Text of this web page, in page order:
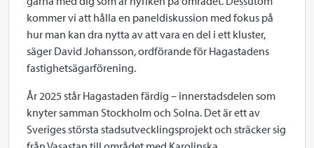
kommer vi att hålla en paneldiskussion med fokus på
hur man kan dra nytta av att vara en del i ett kluster,
säger David Johansson, ordförande för Hagastadens
fastighetsägarförening.
År 2025 står Hagastaden färdig – innerstadsdelen som
knyter samman Stockholm och Solna. Det är ett av
Sveriges största stadsutvecklingsprojekt och sträcker sig